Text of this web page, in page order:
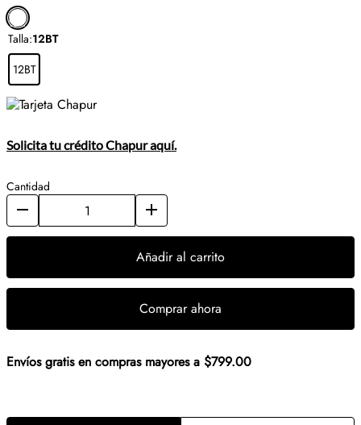
Talla:12BT
12BT
Solicita tu crédito Chapur aquí.
Cantidad
Añadir al carrito
Comprar ahora
Envíos gratis en compras mayores a $799.00